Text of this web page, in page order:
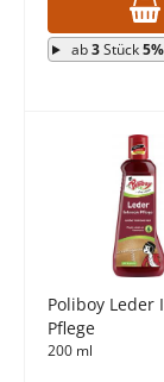
ab3Stück
Poliboy Leder
Pflege
200 ml